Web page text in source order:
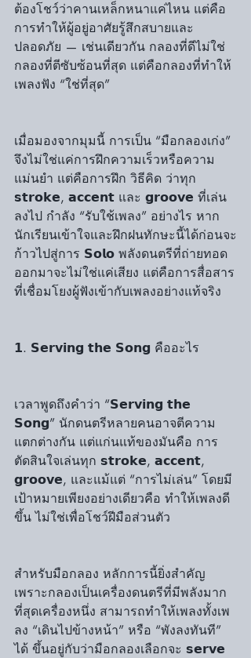
ต้องโชว์ว่าคานเหล็กหนาแค่ไหน แต่คือ
การทำให้ผู้อยู่อาศัยรู้สึกสบายและ
ปลอดภัย — เช่นเดียวกัน กลองที่ดีไม่ใช่
กลองที่ตีซับซ้อนที่สุด แต่คือกลองที่ทำให้
เพลงฟัง “ใช่ที่สุด”
เมื่อมองจากมุมนี้ การเป็น “มือกลองเก่ง”
จึงไม่ใช่แค่การฝึกความเร็วหรือความ
แม่นยำ แต่คือการฝึก วิธีคิด ว่าทุก
𝘀𝘁𝗿𝗼𝗸𝗲, 𝗮𝗰𝗰𝗲𝗻𝘁 และ 𝗴𝗿𝗼𝗼𝘃𝗲 ที่เล่น
ลงไป กำลัง “รับใช้เพลง” อย่างไร หาก
นักเรียนเข้าใจและฝึกฝนทักษะนี้ได้ก่อนจะ
ก้าวไปสู่การ 𝗦𝗼𝗹𝗼 พลังดนตรีที่ถ่ายทอด
ออกมาจะไม่ใช่แค่เสียง แต่คือการสื่อสาร
ที่เชื่อมโยงผู้ฟังเข้ากับเพลงอย่างแท้จริง
𝟭. 𝗦𝗲𝗿𝘃𝗶𝗻𝗴 𝘁𝗵𝗲 𝗦𝗼𝗻𝗴 คืออะไร
เวลาพูดถึงคำว่า “𝗦𝗲𝗿𝘃𝗶𝗻𝗴 𝘁𝗵𝗲
𝗦𝗼𝗻𝗴” นักดนตรีหลายคนอาจตีความ
แตกต่างกัน แต่แก่นแท้ของมันคือ การ
ตัดสินใจเล่นทุก 𝘀𝘁𝗿𝗼𝗸𝗲, 𝗮𝗰𝗰𝗲𝗻𝘁,
𝗴𝗿𝗼𝗼𝘃𝗲, และแม้แต่ “การไม่เล่น” โดยมี
เป้าหมายเพียงอย่างเดียวคือ ทำให้เพลงดี
ขึ้น ไม่ใช่เพื่อโชว์ฝีมือส่วนตัว
สำหรับมือกลอง หลักการนี้ยิ่งสำคัญ
เพราะกลองเป็นเครื่องดนตรีที่มีพลังมาก
ที่สุดเครื่องหนึ่ง สามารถทำให้เพลงทั้งเพ
ลง “เดินไปข้างหน้า” หรือ “พังลงทันที”
ได้ ขึ้นอยู่กับว่ามือกลองเลือกจะ 𝘀𝗲𝗿𝘃𝗲